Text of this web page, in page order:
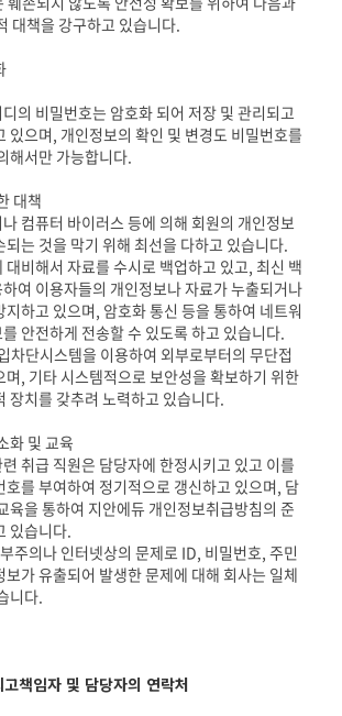
대책을 강구하고 있습니다.
의 비밀번호는 암호화 되어 저장 및 관리되고
있으며, 개인정보의 확인 및 변경도 비밀번호를
해서만 가능합니다.
대책
컴퓨터 바이러스 등에 의해 회원의 개인정보
되는 것을 막기 위해 최선을 다하고 있습니다.
대비해서 자료를 수시로 백업하고 있고, 최신 백
여 이용자들의 개인정보나 자료가 누출되거나
하고 있으며, 암호화 통신 등을 통하여 네트워
안전하게 전송할 수 있도록 하고 있습니다.
차단시스템을 이용하여 외부로부터의 무단접
며, 기타 시스템적으로 보안성을 확보하기 위한
장치를 갖추려 노력하고 있습니다.
화 및 교육
취급 직원은 담당자에 한정시키고 있고 이를
호를 부여하여 정기적으로 갱신하고 있으며, 담
육을 통하여 지안에듀 개인정보취급방침의 준
있습니다.
주의나 인터넷상의 문제로 ID, 비밀번호, 주민
가 유출되어 발생한 문제에 대해 회사는 일체
니다.
책임자 및 담당자의 연락처